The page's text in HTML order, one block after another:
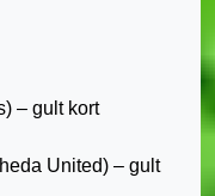
– gult kort
United) – gult